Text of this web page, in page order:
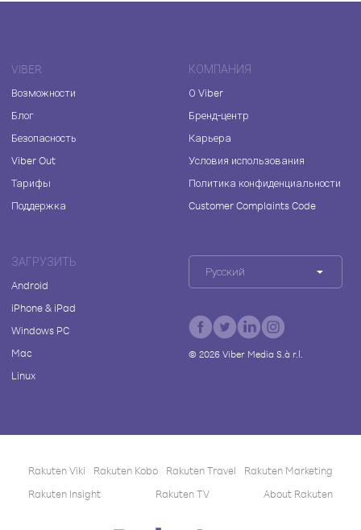
VIBER
Возможности
Блог
Безопасность
Viber Out
Тарифы
Поддержка
КОМПАНИЯ
О Viber
Бренд-центр
Карьера
Условия использования
Политика конфиденциальности
Customer Complaints Code
ЗАГРУЗИТЬ
Android
iPhone & iPad
Windows PC
Mac
Linux
Русский
© 2026Viber Media S.à r.l.
Rakuten Viki Rakuten Kobo Rakuten Travel
Rakuten Marketing
Rakuten Insight
Rakuten TV About Rakuten